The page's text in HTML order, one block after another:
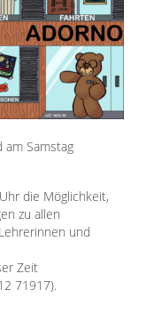
Samstag
die Möglichkeit,
zu allen
und
Zeit
71917).